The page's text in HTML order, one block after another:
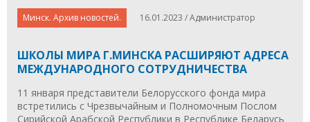
Минск. Архив новостей. 16.01.2023 / Администратор
ШКОЛЫ МИРА Г.МИНСКА РАСШИРЯЮТ АДРЕСА
МЕЖДУНАРОДНОГО СОТРУДНИЧЕСТВА
11 января представители Белорусского фонда мира
встретились с Чрезвычайным и Полномочным Послом
Сирийской Арабской Республики в Республике Беларусь